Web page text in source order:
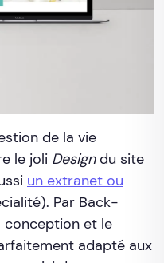
de la vie
le joli Designdu site
un extranet ou
Par Back-
conception et le
adapté aux